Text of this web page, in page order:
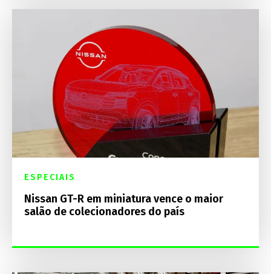
ESPECIAIS
Nissan GT-R em miniatura vence o maior
salão de colecionadores do país